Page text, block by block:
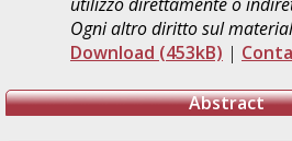
Ogni altro diritto sul
Download (453kB) |
Abstract